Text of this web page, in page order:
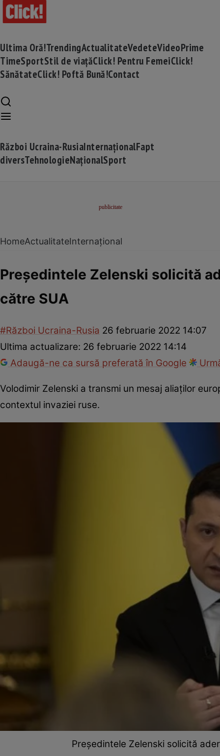
Ultima Oră!TrendingActualitateVedeteVideoPrime
TimeSportStil de viațăClick! Pentru FemeiClick!
SănătateClick! Poftă Bună!Contact
Război Ucraina-RusiaInternaționalFapt
diversTehnologieNaționalSport
HomeActualitateInternațional
Președintele Zelenski solicită
către SUA
#Război Ucraina-Rusia 26 februarie 2022 14:07
Ultima actualizare: 26 februarie 2022 14:14
Adaugă-ne ca sursă preferată în Google
Volodimir Zelenski a transmi un mesaj aliaților
contextul invaziei ruse.
Președintele Zelenski solicită